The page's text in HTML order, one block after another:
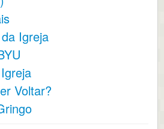
Igreja
Voltar?